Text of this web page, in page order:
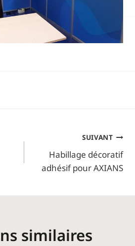
SUIVANT
Habillage décoratif
adhésif pour AXIANS
similaires